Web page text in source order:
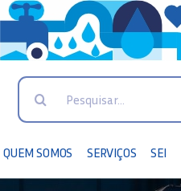
Search
QUEM SOMOS SERVIÇOS SEI